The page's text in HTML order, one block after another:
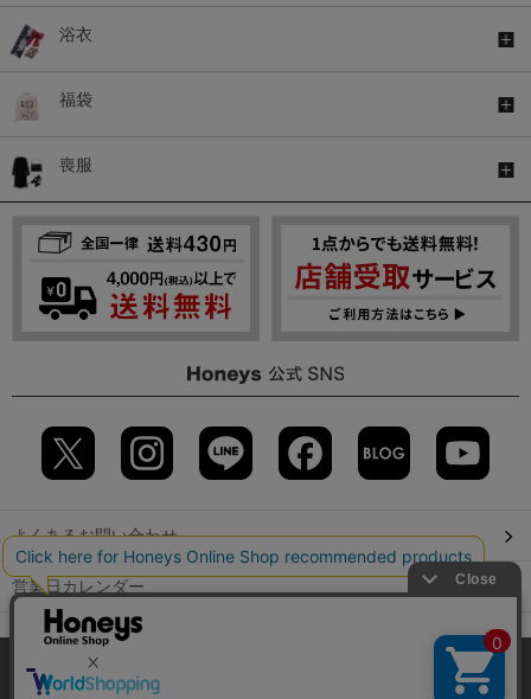
浴衣
福袋
喪服
よくあるお問い合わせ
営業日カレンダー
店舗検索
GLOBAL GUIDE（海外からご利用のお客様）
当サイトでは、サイトの利便性向上のため、クッキー(Cookie)を使
用しています。詳しくは「
」をご覧くださ